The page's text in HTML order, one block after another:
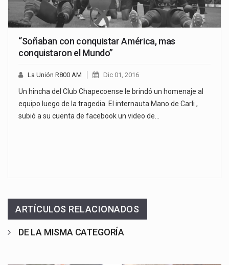
“Soñaban con conquistar América, mas
conquistaron el Mundo”
La Unión R800 AM Dic 01, 2016
Un hincha del Club Chapecoense le brindó un homenaje al
equipo luego de la tragedia. El internauta Mano de Carli ,
subió a su cuenta de facebook un video de…
ARTÍCULOS RELACIONADOS
DE LA MISMA CATEGORÍA